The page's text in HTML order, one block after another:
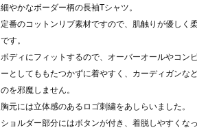
細やかなボーダー柄の長袖Tシャツ。
定番のコットンリブ素材ですので、肌触りが優しく
です。
ボディにフィットするので、オーバーオールやコン
ーとしてももたつかずに着やすく、カーディガンな
のを邪魔しません。
胸元には立体感のあるロゴ刺繍をあしらいました。
ショルダー部分にはボタンが付き、着脱しやすくなっ